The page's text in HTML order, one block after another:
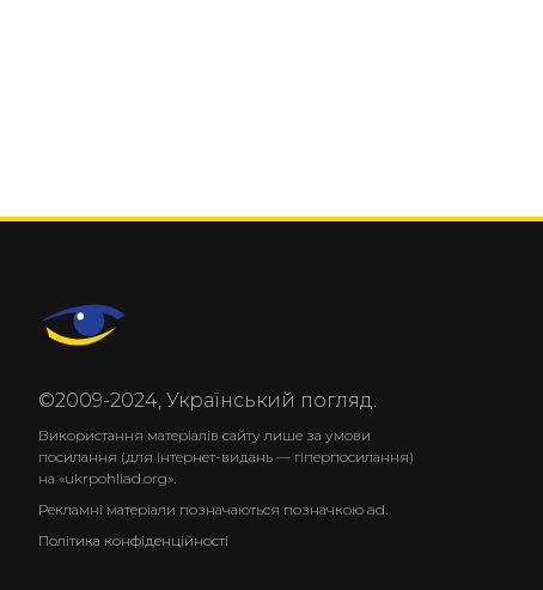
©2009-2024, Український погляд.
Використання матеріалів сайту лише за умови
посилання (для інтернет-видань — гіперпосилання)
на «ukrpohliad.org».
Рекламні матеріали позначаються позначкою ad.
Політика конфіденційності